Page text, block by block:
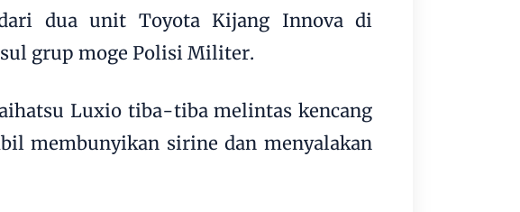
dua unit Toyota Kijang Innova di
grup moge Polisi Militer.
Luxio tiba-tiba melintas kencang
membunyikan sirine dan menyalakan